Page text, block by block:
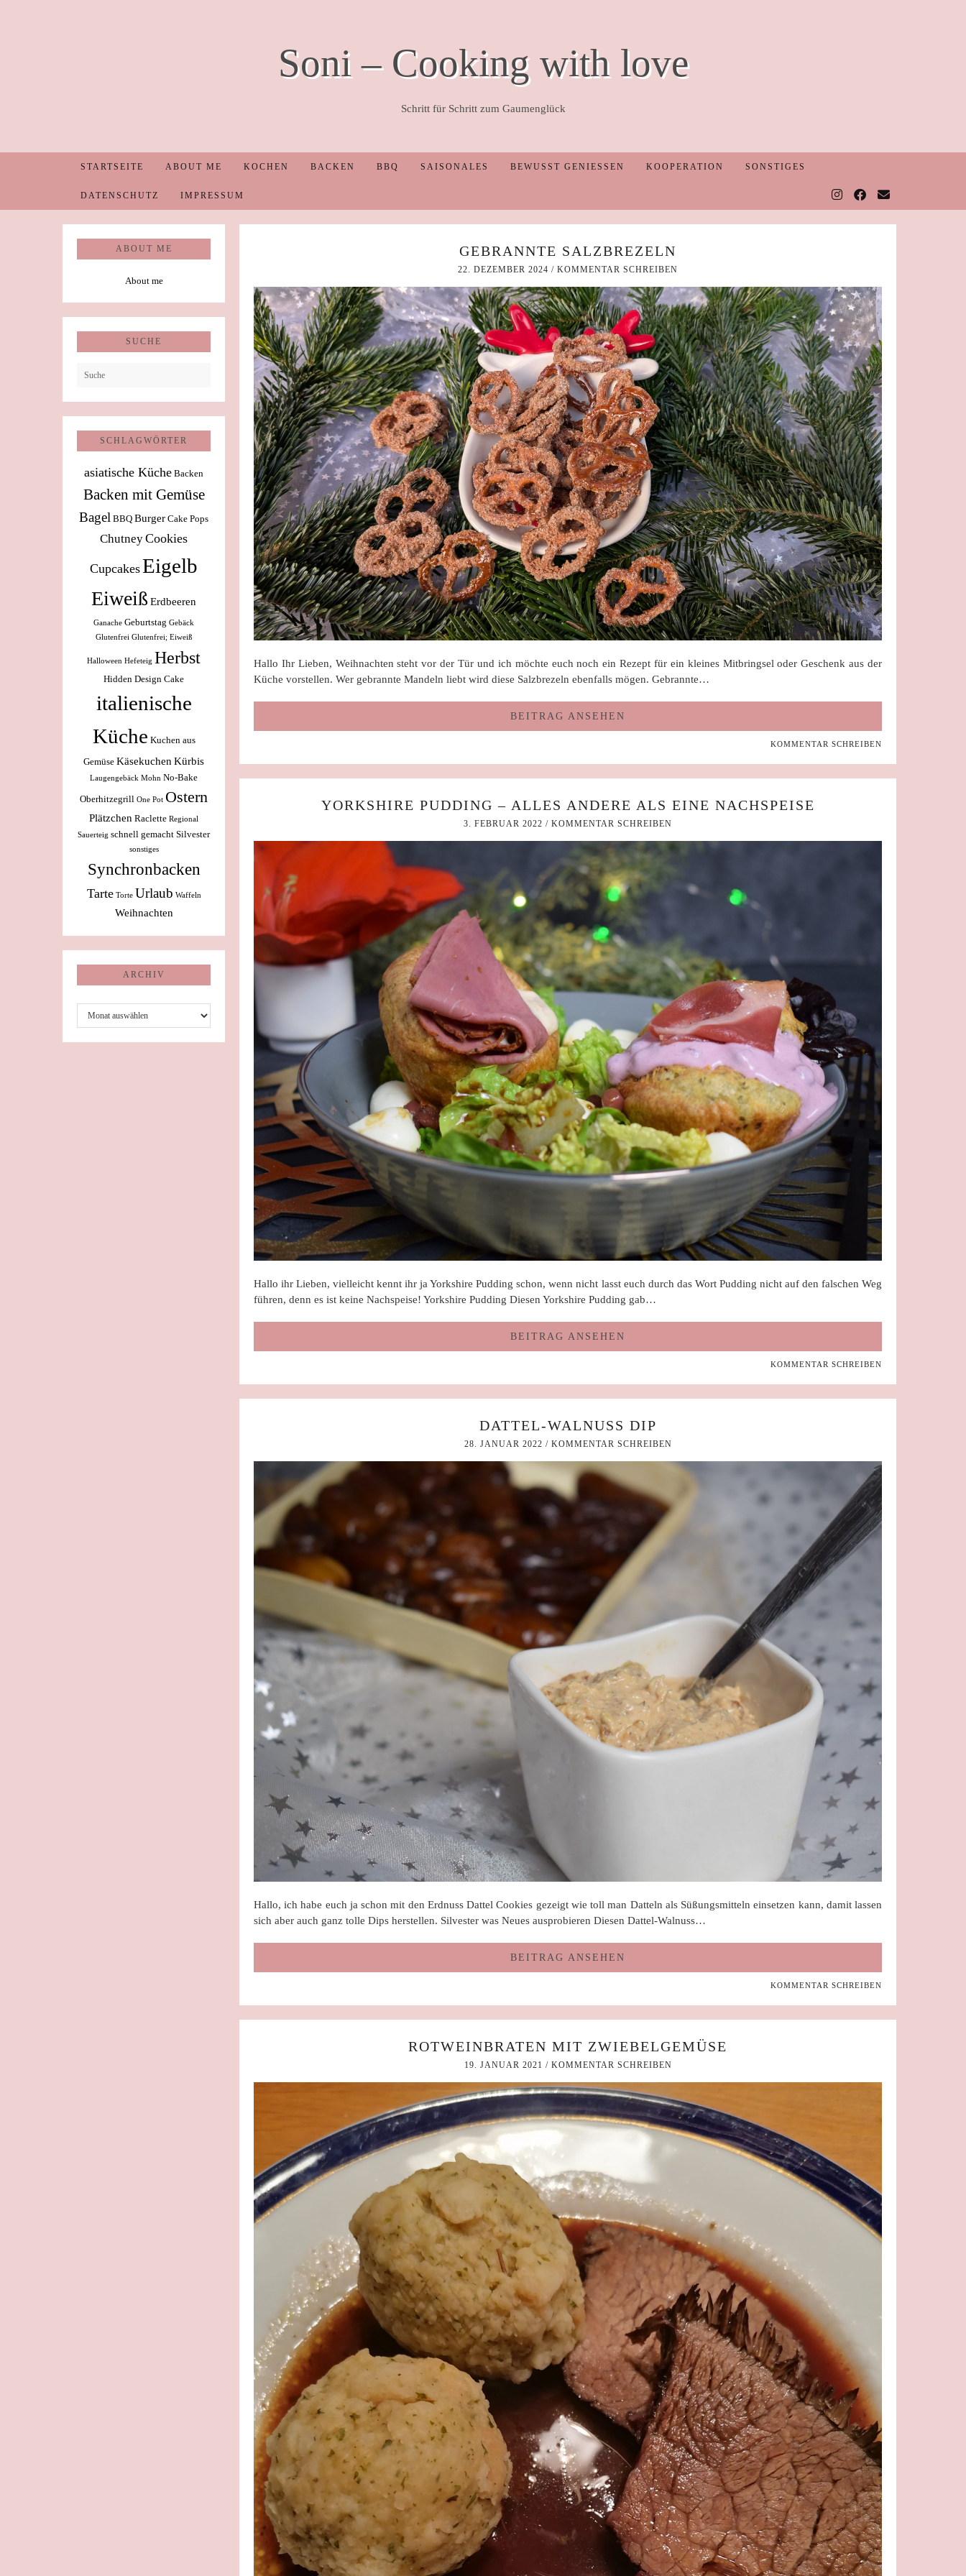
Soni – Cooking with love
Schritt für Schritt zum Gaumenglück
STARTSEITE ABOUT ME KOCHEN BACKEN BBQ SAISONALES BEWUSST GENIESSEN KOOPERATION SONSTIGES
DATENSCHUTZ IMPRESSUM
GEBRANNTE SALZBREZELN
22. DEZEMBER 2024 / KOMMENTAR SCHREIBEN
Hallo Ihr Lieben, Weihnachten steht vor der Tür und ich möchte euch noch ein Rezept für ein kleines Mitbringsel oder Geschenk aus der
Küche vorstellen. Wer gebrannte Mandeln liebt wird diese Salzbrezeln ebenfalls mögen. Gebrannte…
BEITRAG ANSEHEN
KOMMENTAR SCHREIBEN
YORKSHIRE PUDDING – ALLES ANDERE ALS EINE NACHSPEISE
3. FEBRUAR 2022 / KOMMENTAR SCHREIBEN
Hallo ihr Lieben, vielleicht kennt ihr ja Yorkshire Pudding schon, wenn nicht lasst euch durch das Wort Pudding nicht auf den falschen Weg
führen, denn es ist keine Nachspeise! Yorkshire Pudding Diesen Yorkshire Pudding gab…
BEITRAG ANSEHEN
KOMMENTAR SCHREIBEN
DATTEL-WALNUSS DIP
28. JANUAR 2022 / KOMMENTAR SCHREIBEN
Hallo, ich habe euch ja schon mit den Erdnuss Dattel Cookies gezeigt wie toll man Datteln als Süßungsmitteln einsetzen kann, damit lassen
sich aber auch ganz tolle Dips herstellen. Silvester was Neues ausprobieren Diesen Dattel-Walnuss…
BEITRAG ANSEHEN
KOMMENTAR SCHREIBEN
ROTWEINBRATEN MIT ZWIEBELGEMÜSE
19. JANUAR 2021 / KOMMENTAR SCHREIBEN
ABOUT ME
About me
SUCHE
SCHLAGWÖRTER
asiatische Küche Backen
Backen mit Gemüse
Bagel BBQ Burger Cake Pops
ChutneyCookies
CupcakesEigelb
Eiweiß Erdbeeren
Ganache Geburtstag Gebäck
Glutenfrei Glutenfrei; Eiweiß
Halloween Hefeteig Herbst
Hidden Design Cake
italienische
Küche Kuchen aus
Gemüse Käsekuchen Kürbis
Laugengebäck Mohn No-Bake
Oberhitzegrill One Pot Ostern
Plätzchen Raclette Regional
Sauerteig schnell gemacht Silvester
sonstiges
Synchronbacken
Tarte Torte Urlaub Waffeln
Weihnachten
ARCHIV
Archiv